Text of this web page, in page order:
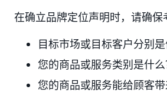
在确立品牌定位声明时，请确保
目标市场或目标客户分别是
您的商品或服务类别是什么
您的商品或服务能给顾客